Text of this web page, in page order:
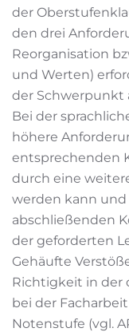
der
den drei
Reorganisation
und Werten)
der Schwerpunkt
Bei der
höhere
entsprechenden
durch eine
werden kann und
abschließenden
der geforderten
Gehäufte
Richtigkeit in der
bei der
Notenstufe (vgl.